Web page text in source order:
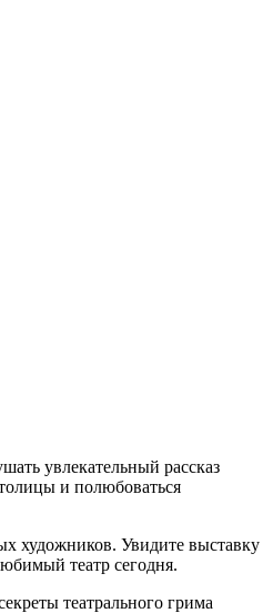
увлекательный рассказ
и полюбоваться
художников. Увидите выставку
театр сегодня.
театрального грима